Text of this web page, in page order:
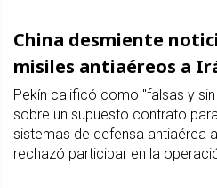
China desmiente
misiles antiaéreos a
Pekín calificó como "falsas y
sobre un supuesto contrato
sistemas de defensa antiaérea
rechazó participar en la